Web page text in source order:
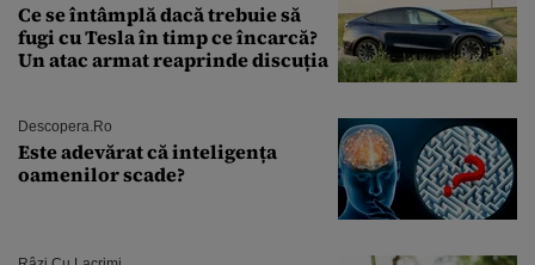
Ce se întâmplă dacă trebuie să
fugi cu Tesla în timp ce încarcă?
Un atac armat reaprinde discuția
Descopera.ro
Este adevărat că inteligența
oamenilor scade?